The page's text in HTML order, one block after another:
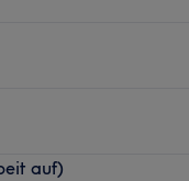
auf)